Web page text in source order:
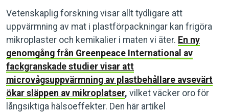
Vetenskaplig forskning visar allt tydligare att
uppvärmning av mat i plastförpackningar kan frigöra
mikroplaster och kemikalier i maten vi äter. En ny
genomgång från Greenpeace International av
fackgranskade studier visar att
microvågsuppvärmning av plastbehållare avsevärt
ökar släppen av mikroplatser, vilket väcker oro för
långsiktiga hälsoeffekter. Den här artikel